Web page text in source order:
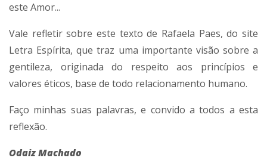
este Amor...
Vale refletir sobre este texto de Rafaela Paes, do site
Letra Espírita, que traz uma importante visão sobre a
gentileza, originada do respeito aos princípios e
valores éticos, base de todo relacionamento humano.
Faço minhas suas palavras, e convido a todos a esta
reflexão.
Odaiz Machado